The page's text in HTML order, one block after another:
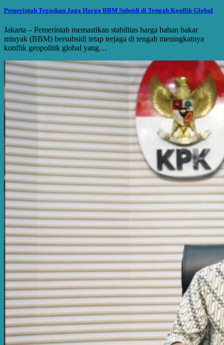
Pemerintah Tegaskan Jaga Harga BBM Subsidi di Tengah Konflik Global
Jakarta – Pemerintah memastikan stabilitas harga bahan bakar
minyak (BBM) bersubsidi tetap terjaga di tengah meningkatnya
konflik geopolitik global yang…